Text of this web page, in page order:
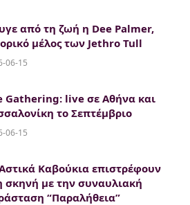
από τη ζωή η Dee Palmer,
μέλος των Jethro Tull
06-15
Gathering: live σε Αθήνα και
το Σεπτέμβριο
06-15
Καβούκια επιστρέφουν
σκηνή με την συναυλιακή
“Παραλήθεια”